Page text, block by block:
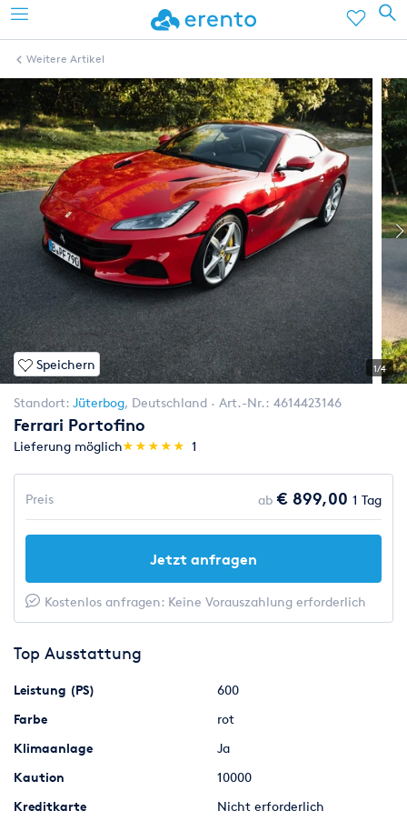
Weitere Artikel
Speichern 1/4
Standort: Jüterbog, Deutschland Art.-Nr.: 4614423146
Ferrari Portofino
Lieferung möglich(*)
★
★
(*)★
★
(*) ★
★
(*) ★
★
(*) ★
★ 1
Preis ab € 899,00 1 Tag
Jetzt anfragen
Kostenlos anfragen: Keine Vorauszahlung erforderlich
Top Ausstattung
Leistung (PS)
600
Farbe
rot
Klimaanlage
Ja
Kaution
10000
Kreditkarte
Nicht erforderlich